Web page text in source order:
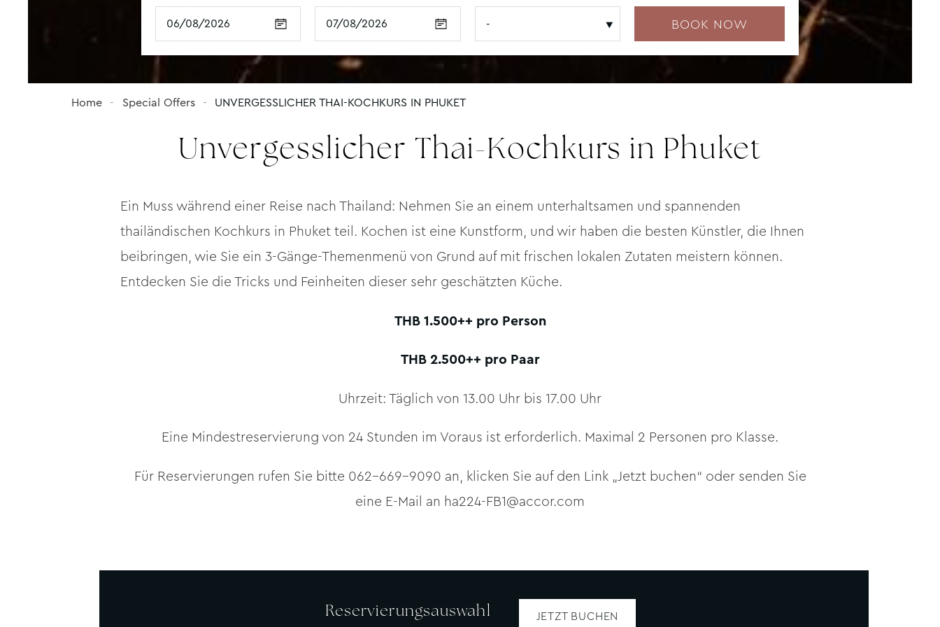
ROOM 1
Children's age
ROOM 2
Children's age
ROOM 3
Children's age
Home Special Offers UNVERGESSLICHER THAI-KOCHKURS IN PHUKET
Unvergesslicher Thai-Kochkurs in Phuket
Ein Muss während einer Reise nach Thailand: Nehmen Sie an einem unterhaltsamen und spannenden
thailändischen Kochkurs in Phuket teil. Kochen ist eine Kunstform, und wir haben die besten Künstler, die Ihnen
beibringen, wie Sie ein 3-Gänge-Themenmenü von Grund auf mit frischen lokalen Zutaten meistern können.
Entdecken Sie die Tricks und Feinheiten dieser sehr geschätzten Küche.
THB 1.500++ pro Person
THB 2.500++ pro Paar
Uhrzeit: Täglich von 13.00 Uhr bis 17.00 Uhr
Eine Mindestreservierung von 24 Stunden im Voraus ist erforderlich. Maximal 2 Personen pro Klasse.
Für Reservierungen rufen Sie bitte 062-669-9090 an, klicken Sie auf den Link „Jetzt buchen“ oder senden Sie
eine E-Mail an ha224-FB1@accor.com
Reservierungsauswahl JETZT BUCHEN